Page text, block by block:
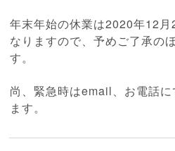
年末年始の休業は2020年12
なりますので、予めご了承の
す。
尚、緊急時はemail、お電話
ます。